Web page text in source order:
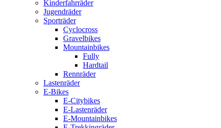
Kinderfahrräder
Jugendräder
Sporträder
Cyclocross
Gravelbikes
Mountainbikes
Fully
Hardtail
Rennräder
Lastenräder
E-Bikes
E-Citybikes
E-Lastenräder
E-Mountainbikes